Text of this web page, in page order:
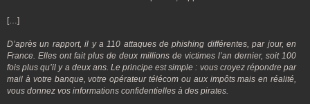
[…]
D’après un rapport, il y a 110 attaques de phishing différentes, par jour, en
France. Elles ont fait plus de deux millions de victimes l’an dernier, soit 100
fois plus qu’il y a deux ans. Le principe est simple : vous croyez répondre par
mail à votre banque, votre opérateur télécom ou aux impôts mais en réalité,
vous donnez vos informations confidentielles à des pirates.